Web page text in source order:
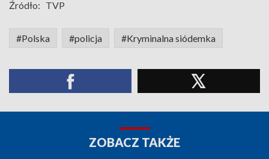
Źródło: TVP
#Polska #policja #Kryminalna siódemka
ZOBACZ TAKŻE